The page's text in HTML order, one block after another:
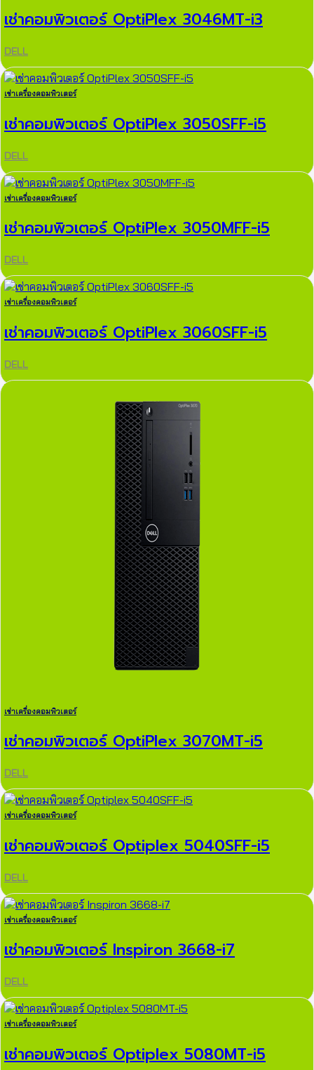
เช่าคอมพิวเตอร์ OptiPlex 3046MT-i3
DELL
เช่าเครื่องคอมพิวเตอร์
เช่าคอมพิวเตอร์ OptiPlex 3050SFF-i5
DELL
เช่าเครื่องคอมพิวเตอร์
เช่าคอมพิวเตอร์ OptiPlex 3050MFF-i5
DELL
เช่าเครื่องคอมพิวเตอร์
เช่าคอมพิวเตอร์ OptiPlex 3060SFF-i5
DELL
เช่าเครื่องคอมพิวเตอร์
เช่าคอมพิวเตอร์ OptiPlex 3070MT-i5
DELL
เช่าเครื่องคอมพิวเตอร์
เช่าคอมพิวเตอร์ Optiplex 5040SFF-i5
DELL
เช่าเครื่องคอมพิวเตอร์
เช่าคอมพิวเตอร์ Inspiron 3668-i7
DELL
เช่าเครื่องคอมพิวเตอร์
เช่าคอมพิวเตอร์ Optiplex 5080MT-i5